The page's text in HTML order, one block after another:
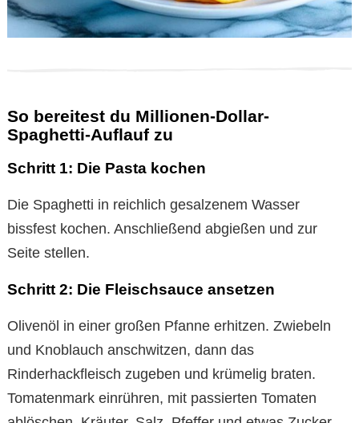
So bereitest du Millionen-Dollar-
Spaghetti-Auflauf zu
Schritt 1: Die Pasta kochen
Die Spaghetti in reichlich gesalzenem Wasser
bissfest kochen. Anschließend abgießen und zur
Seite stellen.
Schritt 2: Die Fleischsauce ansetzen
Olivenöl in einer großen Pfanne erhitzen. Zwiebeln
und Knoblauch anschwitzen, dann das
Rinderhackfleisch zugeben und krümelig braten.
Tomatenmark einrühren, mit passierten Tomaten